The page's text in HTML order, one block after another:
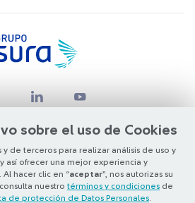
sobre el uso de Cookies
de terceros para realizar análisis de uso y
así ofrecer una mejor experiencia y
hacer clic en “aceptar”, nos autorizas su
nuestro términos y condiciones de
de protección de Datos Personales
Grupo SURA 2026